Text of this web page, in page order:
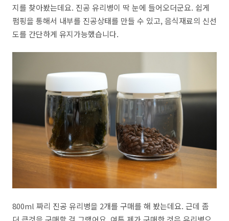
지를 찾아봤는데요. 진공 유리병이 딱 눈에 들어오더군요. 쉽게
펌핑을 통해서 내부를 진공상태를 만들 수 있고, 음식재료의 신선
도를 간단하게 유지가능했습니다.
800ml 짜리 진공 유리병을 2개를 구매를 해 봤는데요. 근데 좀